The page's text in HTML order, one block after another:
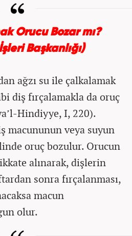
Orucu Bozar mı?
Başkanlığı)
ağzı su ile çalkalamak
diş fırçalamakla da oruç
Hindiyye, I, 220).
macununun veya suyun
oruç bozulur. Orucun
alınarak, dişlerin
sonra fırçalanması,
macun
olur.